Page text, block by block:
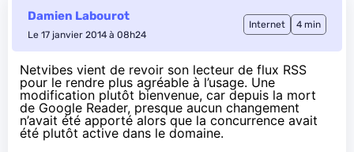
Damien Labourot
Le 17 janvier 2014 à 08h24
Internet 4 min
Netvibes vient de revoir son lecteur de flux RSS
pour le rendre plus agréable à l’usage. Une
modification plutôt bienvenue, car depuis la mort
de Google Reader, presque aucun changement
n’avait été apporté alors que la concurrence avait
été plutôt active dans le domaine.